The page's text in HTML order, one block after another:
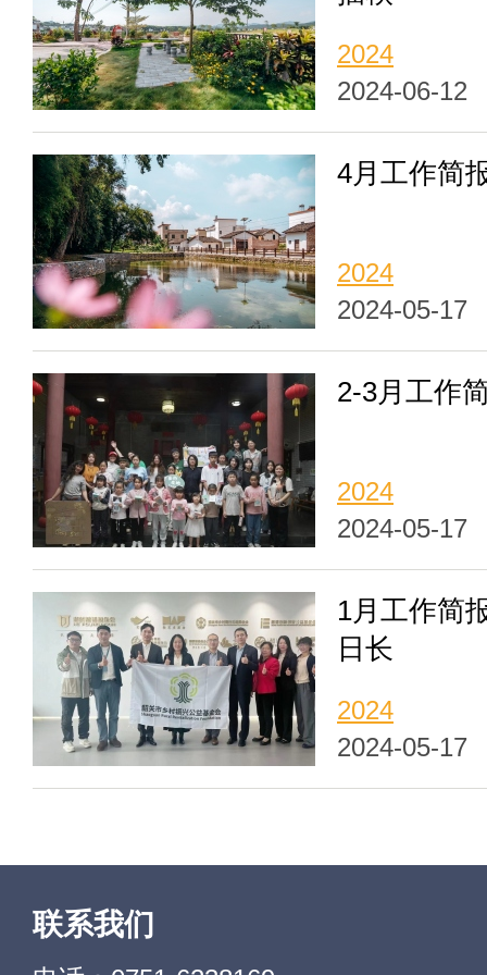
2024
2024-06-12
4月工作简
2024
2024-05-17
2-3月工作
2024
2024-05-17
1月工作简
日长
2024
2024-05-17
联系我们